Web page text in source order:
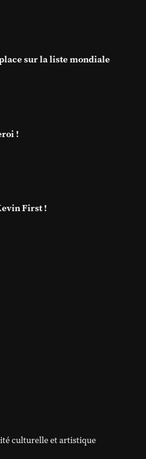
sur la liste mondiale
!
First !
culturelle et artistique